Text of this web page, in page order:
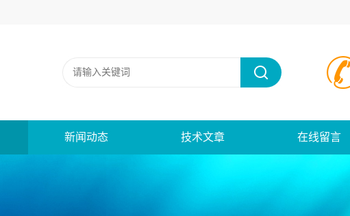
新闻动态 技术文章 在线留言